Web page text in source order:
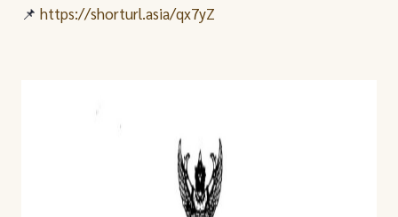
📌 https://shorturl.asia/qx7yZ